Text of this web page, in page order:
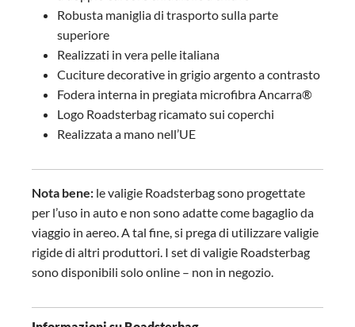
Robusta maniglia di trasporto sulla parte
superiore
Realizzati in vera pelle italiana
Cuciture decorative in grigio argento a contrasto
Fodera interna in pregiata microfibra Ancarra®
Logo Roadsterbag ricamato sui coperchi
Realizzata a mano nell’UE
Nota bene: le valigie Roadsterbag sono progettate
per l’uso in auto e non sono adatte come bagaglio da
viaggio in aereo. A tal fine, si prega di utilizzare valigie
rigide di altri produttori. I set di valigie Roadsterbag
sono disponibili solo online – non in negozio.